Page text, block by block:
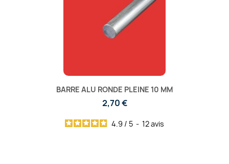
BARRE ALU RONDE PLEINE 10 MM
2,70 €
4.9 / 5 - 12avis